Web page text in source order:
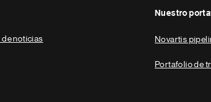
de noticias
Nuestro
Novartis
Portafolio de